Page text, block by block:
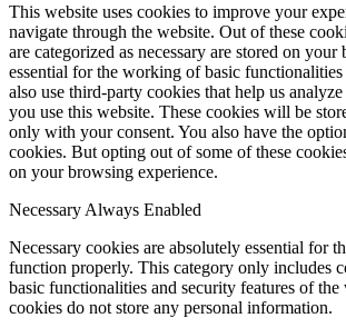
This website uses cookies to improve your
navigate through the website. Out of these
are categorized as necessary are stored on your
essential for the working of basic
also use third-party cookies that help us
you use this website. These cookies will be
only with your consent. You also have the
cookies. But opting out of some of these
on your browsing experience.
Necessary Always Enabled
Necessary cookies are absolutely essential for
function properly. This category only includes
basic functionalities and security features of the
cookies do not store any personal information.